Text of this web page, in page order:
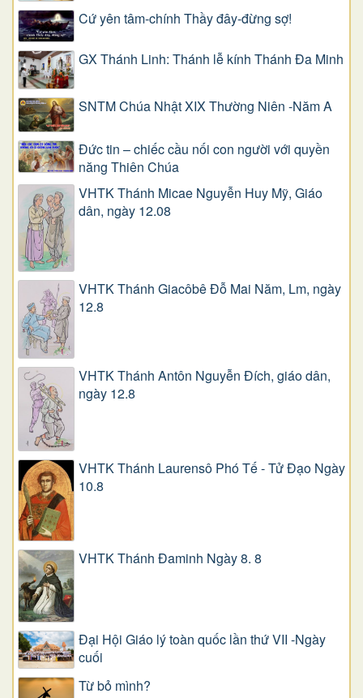
Cứ yên tâm-chính Thầy đây-đừng sợ!
GX Thánh Linh: Thánh lễ kính Thánh Đa Minh
SNTM Chúa Nhật XIX Thường Niên -Năm A
Đức tin – chiếc cầu nối con người với quyền
năng Thiên Chúa
VHTK Thánh Micae Nguyễn Huy Mỹ, Giáo
dân, ngày 12.08
VHTK Thánh Giacôbê Ðỗ Mai Năm, Lm, ngày
12.8
VHTK Thánh Antôn Nguyễn Ðích, giáo dân,
ngày 12.8
VHTK Thánh Laurensô Phó Tế - Tử Đạo Ngày
10.8
VHTK Thánh Đaminh Ngày 8. 8
Đại Hội Giáo lý toàn quốc lần thứ VII -Ngày
cuối
Từ bỏ mình?